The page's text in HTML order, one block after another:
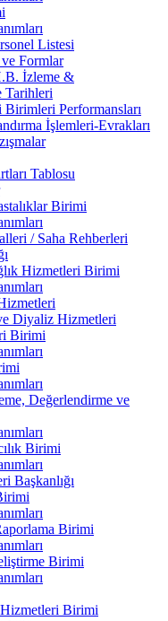
Listesi
ve Formlar
İzleme &
Tarihleri
Performansları
İşlemleri-Evrakları
Tablosu
Birimi
/ Saha Rehberleri
Hizmetleri Birimi
Diyaliz Hizmetleri
Birimi
Değerlendirme ve
Birimi
Başkanlığı
Birimi
Birimi
Birimi